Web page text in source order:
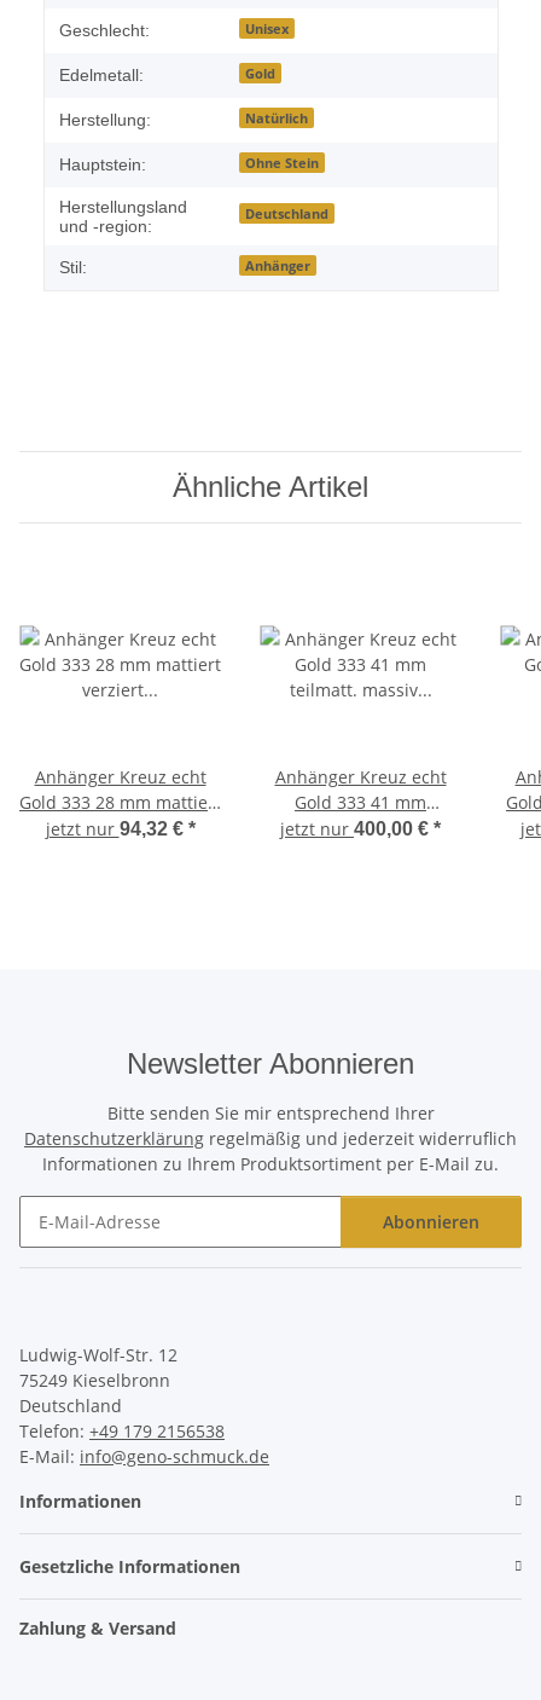
Geschlecht: Unisex
Edelmetall: Gold
Herstellung: Natürlich
Hauptstein: Ohne Stein
Herstellungsland
und -region:
Deutschland
Stil: Anhänger
Ähnliche Artikel
Anhänger Kreuz echt
Gold 333 28 mm mattiert
verziert Gelbgold Unisex
jetzt nur 94,32 € *
Anhänger Kreuz echt
Gold 333 41 mm
teilmatt. massiv Qualität
jetzt nur 400,00 € *
Newsletter Abonnieren
Bitte senden Sie mir entsprechend Ihrer
Datenschutzerklärung regelmäßig und jederzeit widerruflich
Informationen zu Ihrem Produktsortiment per E-Mail zu.
Abonnieren
Ludwig-Wolf-Str. 12
75249 Kieselbronn
Deutschland
Telefon: +49 179 2156538
E-Mail: info@geno-schmuck.de
Informationen
Gesetzliche Informationen
Zahlung & Versand